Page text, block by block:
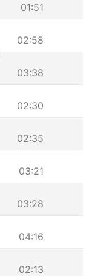
01:51
02:58
03:38
02:30
02:35
03:21
03:28
04:16
02:13